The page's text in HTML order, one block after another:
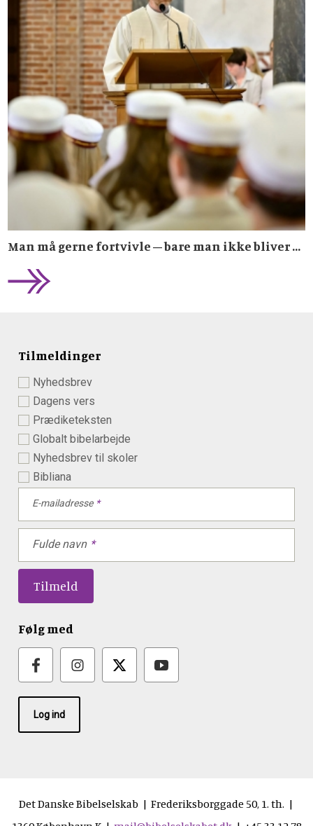
Man må gerne fortvivle – bare man ikke bliver ...
Tilmeldinger
Nyhedsbrev
Dagens vers
Prædiketeksten
Globalt bibelarbejde
Nyhedsbrev til skoler
Bibliana
E-mailadresse
Fulde navn
Følg med
Log ind
Det Danske Bibelselskab | Frederiksborggade 50, 1. th. |